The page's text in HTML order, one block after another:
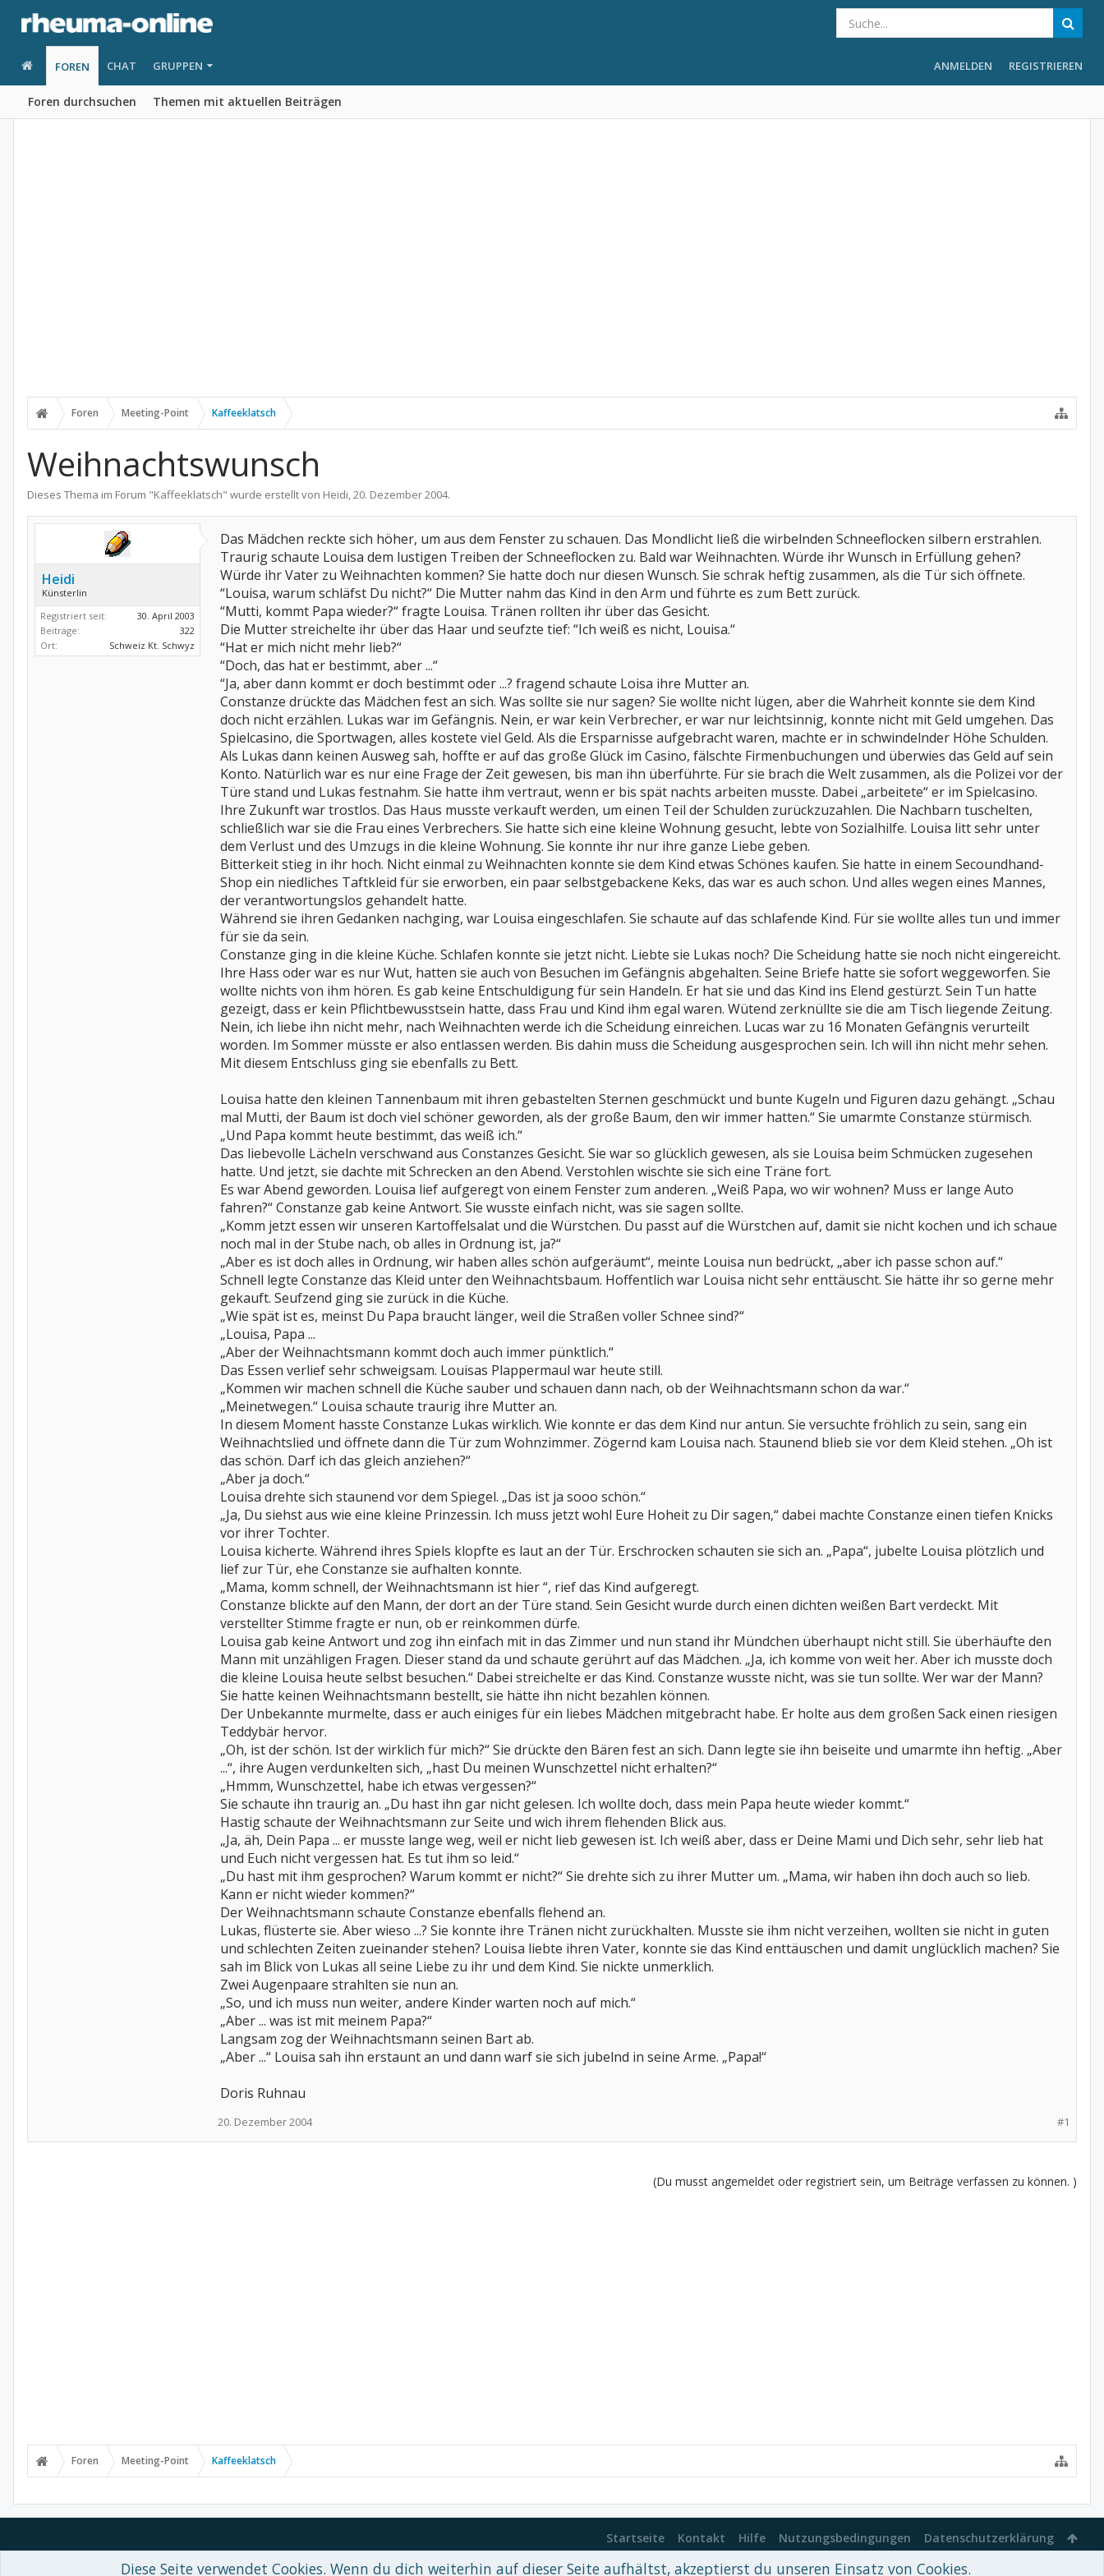
FOREN
Foren durchsuchen Themen mit aktuellen Beiträgen
CHAT GRUPPEN ANMELDEN REGISTRIEREN
Foren Meeting-Point Kaffeeklatsch
Weihnachtswunsch
Dieses Thema im Forum "Kaffeeklatsch" wurde erstellt von Heidi,20. Dezember 2004.
Heidi
Künsterlin
Registriert seit:
30. April 2003
Beiträge:
322
Ort:
Schweiz Kt. Schwyz
Das Mädchen reckte sich höher, um aus dem Fenster zu schauen. Das Mondlicht ließ die wirbelnden Schneeflocken silbern erstrahlen.
Traurig schaute Louisa dem lustigen Treiben der Schneeflocken zu. Bald war Weihnachten. Würde ihr Wunsch in Erfüllung gehen?
Würde ihr Vater zu Weihnachten kommen? Sie hatte doch nur diesen Wunsch. Sie schrak heftig zusammen, als die Tür sich öffnete.
“Louisa, warum schläfst Du nicht?“ Die Mutter nahm das Kind in den Arm und führte es zum Bett zurück.
“Mutti, kommt Papa wieder?“ fragte Louisa. Tränen rollten ihr über das Gesicht.
Die Mutter streichelte ihr über das Haar und seufzte tief: “Ich weiß es nicht, Louisa.“
“Hat er mich nicht mehr lieb?“
“Doch, das hat er bestimmt, aber ...“
“Ja, aber dann kommt er doch bestimmt oder ...? fragend schaute Loisa ihre Mutter an.
Constanze drückte das Mädchen fest an sich. Was sollte sie nur sagen? Sie wollte nicht lügen, aber die Wahrheit konnte sie dem Kind
doch nicht erzählen. Lukas war im Gefängnis. Nein, er war kein Verbrecher, er war nur leichtsinnig, konnte nicht mit Geld umgehen. Das
Spielcasino, die Sportwagen, alles kostete viel Geld. Als die Ersparnisse aufgebracht waren, machte er in schwindelnder Höhe Schulden.
Als Lukas dann keinen Ausweg sah, hoffte er auf das große Glück im Casino, fälschte Firmenbuchungen und überwies das Geld auf sein
Konto. Natürlich war es nur eine Frage der Zeit gewesen, bis man ihn überführte. Für sie brach die Welt zusammen, als die Polizei vor der
Türe stand und Lukas festnahm. Sie hatte ihm vertraut, wenn er bis spät nachts arbeiten musste. Dabei „arbeitete“ er im Spielcasino.
Ihre Zukunft war trostlos. Das Haus musste verkauft werden, um einen Teil der Schulden zurückzuzahlen. Die Nachbarn tuschelten,
schließlich war sie die Frau eines Verbrechers. Sie hatte sich eine kleine Wohnung gesucht, lebte von Sozialhilfe. Louisa litt sehr unter
dem Verlust und des Umzugs in die kleine Wohnung. Sie konnte ihr nur ihre ganze Liebe geben.
Bitterkeit stieg in ihr hoch. Nicht einmal zu Weihnachten konnte sie dem Kind etwas Schönes kaufen. Sie hatte in einem Secoundhand-
Shop ein niedliches Taftkleid für sie erworben, ein paar selbstgebackene Keks, das war es auch schon. Und alles wegen eines Mannes,
der verantwortungslos gehandelt hatte.
Während sie ihren Gedanken nachging, war Louisa eingeschlafen. Sie schaute auf das schlafende Kind. Für sie wollte alles tun und immer
für sie da sein.
Constanze ging in die kleine Küche. Schlafen konnte sie jetzt nicht. Liebte sie Lukas noch? Die Scheidung hatte sie noch nicht eingereicht.
Ihre Hass oder war es nur Wut, hatten sie auch von Besuchen im Gefängnis abgehalten. Seine Briefe hatte sie sofort weggeworfen. Sie
wollte nichts von ihm hören. Es gab keine Entschuldigung für sein Handeln. Er hat sie und das Kind ins Elend gestürzt. Sein Tun hatte
gezeigt, dass er kein Pflichtbewusstsein hatte, dass Frau und Kind ihm egal waren. Wütend zerknüllte sie die am Tisch liegende Zeitung.
Nein, ich liebe ihn nicht mehr, nach Weihnachten werde ich die Scheidung einreichen. Lucas war zu 16 Monaten Gefängnis verurteilt
worden. Im Sommer müsste er also entlassen werden. Bis dahin muss die Scheidung ausgesprochen sein. Ich will ihn nicht mehr sehen.
Mit diesem Entschluss ging sie ebenfalls zu Bett.
Louisa hatte den kleinen Tannenbaum mit ihren gebastelten Sternen geschmückt und bunte Kugeln und Figuren dazu gehängt. „Schau
mal Mutti, der Baum ist doch viel schöner geworden, als der große Baum, den wir immer hatten.“ Sie umarmte Constanze stürmisch.
„Und Papa kommt heute bestimmt, das weiß ich.“
Das liebevolle Lächeln verschwand aus Constanzes Gesicht. Sie war so glücklich gewesen, als sie Louisa beim Schmücken zugesehen
hatte. Und jetzt, sie dachte mit Schrecken an den Abend. Verstohlen wischte sie sich eine Träne fort.
Es war Abend geworden. Louisa lief aufgeregt von einem Fenster zum anderen. „Weiß Papa, wo wir wohnen? Muss er lange Auto
fahren?“ Constanze gab keine Antwort. Sie wusste einfach nicht, was sie sagen sollte.
„Komm jetzt essen wir unseren Kartoffelsalat und die Würstchen. Du passt auf die Würstchen auf, damit sie nicht kochen und ich schaue
noch mal in der Stube nach, ob alles in Ordnung ist, ja?“
„Aber es ist doch alles in Ordnung, wir haben alles schön aufgeräumt“, meinte Louisa nun bedrückt, „aber ich passe schon auf.“
Schnell legte Constanze das Kleid unter den Weihnachtsbaum. Hoffentlich war Louisa nicht sehr enttäuscht. Sie hätte ihr so gerne mehr
gekauft. Seufzend ging sie zurück in die Küche.
„Wie spät ist es, meinst Du Papa braucht länger, weil die Straßen voller Schnee sind?“
„Louisa, Papa ...
„Aber der Weihnachtsmann kommt doch auch immer pünktlich.“
Das Essen verlief sehr schweigsam. Louisas Plappermaul war heute still.
„Kommen wir machen schnell die Küche sauber und schauen dann nach, ob der Weihnachtsmann schon da war.“
„Meinetwegen.“ Louisa schaute traurig ihre Mutter an.
In diesem Moment hasste Constanze Lukas wirklich. Wie konnte er das dem Kind nur antun. Sie versuchte fröhlich zu sein, sang ein
Weihnachtslied und öffnete dann die Tür zum Wohnzimmer. Zögernd kam Louisa nach. Staunend blieb sie vor dem Kleid stehen. „Oh ist
das schön. Darf ich das gleich anziehen?“
„Aber ja doch.“
Louisa drehte sich staunend vor dem Spiegel. „Das ist ja sooo schön.“
„Ja, Du siehst aus wie eine kleine Prinzessin. Ich muss jetzt wohl Eure Hoheit zu Dir sagen,“ dabei machte Constanze einen tiefen Knicks
vor ihrer Tochter.
Louisa kicherte. Während ihres Spiels klopfte es laut an der Tür. Erschrocken schauten sie sich an. „Papa“, jubelte Louisa plötzlich und
lief zur Tür, ehe Constanze sie aufhalten konnte.
„Mama, komm schnell, der Weihnachtsmann ist hier “, rief das Kind aufgeregt.
Constanze blickte auf den Mann, der dort an der Türe stand. Sein Gesicht wurde durch einen dichten weißen Bart verdeckt. Mit
verstellter Stimme fragte er nun, ob er reinkommen dürfe.
Louisa gab keine Antwort und zog ihn einfach mit in das Zimmer und nun stand ihr Mündchen überhaupt nicht still. Sie überhäufte den
Mann mit unzähligen Fragen. Dieser stand da und schaute gerührt auf das Mädchen. „Ja, ich komme von weit her. Aber ich musste doch
die kleine Louisa heute selbst besuchen.“ Dabei streichelte er das Kind. Constanze wusste nicht, was sie tun sollte. Wer war der Mann?
Sie hatte keinen Weihnachtsmann bestellt, sie hätte ihn nicht bezahlen können.
Der Unbekannte murmelte, dass er auch einiges für ein liebes Mädchen mitgebracht habe. Er holte aus dem großen Sack einen riesigen
Teddybär hervor.
„Oh, ist der schön. Ist der wirklich für mich?“ Sie drückte den Bären fest an sich. Dann legte sie ihn beiseite und umarmte ihn heftig. „Aber
...“, ihre Augen verdunkelten sich, „hast Du meinen Wunschzettel nicht erhalten?“
„Hmmm, Wunschzettel, habe ich etwas vergessen?“
Sie schaute ihn traurig an. „Du hast ihn gar nicht gelesen. Ich wollte doch, dass mein Papa heute wieder kommt.“
Hastig schaute der Weihnachtsmann zur Seite und wich ihrem flehenden Blick aus.
„Ja, äh, Dein Papa ... er musste lange weg, weil er nicht lieb gewesen ist. Ich weiß aber, dass er Deine Mami und Dich sehr, sehr lieb hat
und Euch nicht vergessen hat. Es tut ihm so leid.“
„Du hast mit ihm gesprochen? Warum kommt er nicht?“ Sie drehte sich zu ihrer Mutter um. „Mama, wir haben ihn doch auch so lieb.
Kann er nicht wieder kommen?“
Der Weihnachtsmann schaute Constanze ebenfalls flehend an.
Lukas, flüsterte sie. Aber wieso ...? Sie konnte ihre Tränen nicht zurückhalten. Musste sie ihm nicht verzeihen, wollten sie nicht in guten
und schlechten Zeiten zueinander stehen? Louisa liebte ihren Vater, konnte sie das Kind enttäuschen und damit unglücklich machen? Sie
sah im Blick von Lukas all seine Liebe zu ihr und dem Kind. Sie nickte unmerklich.
Zwei Augenpaare strahlten sie nun an.
„So, und ich muss nun weiter, andere Kinder warten noch auf mich.“
„Aber ... was ist mit meinem Papa?“
Langsam zog der Weihnachtsmann seinen Bart ab.
„Aber ...“ Louisa sah ihn erstaunt an und dann warf sie sich jubelnd in seine Arme. „Papa!“
Doris Ruhnau
#1
20. Dezember 2004
(Du musst angemeldet oder registriert sein, um Beiträge verfassen zu können. )
Foren Meeting-Point Kaffeeklatsch
Startseite Kontakt Hilfe Nutzungsbedingungen Datenschutzerklärung
Diese Seite verwendet Cookies. Wenn du dich weiterhin auf dieser Seite aufhältst, akzeptierst du unseren Einsatz von Cookies.